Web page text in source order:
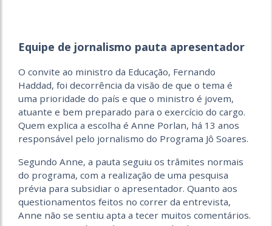
Equipe de jornalismo pauta apresentador
O convite ao ministro da Educação, Fernando
Haddad, foi decorrência da visão de que o tema é
uma prio­ridade do país e que o ministro é jovem,
atuante e bem preparado para o exercício do cargo.
Quem explica a escolha é Anne Porlan, há 13 anos
responsável pelo jornalismo do Programa Jô Soares.
Segundo Anne, a pauta seguiu os trâmites normais
do programa, com a realização de uma pesquisa
prévia para subsidiar o apresentador. Quanto aos
questionamentos feitos no correr da entrevista,
Anne não se sentiu apta a tecer muitos comentários.